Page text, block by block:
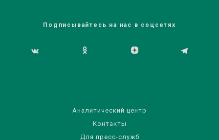
Подписывайтесь на нас в соцсетях
Аналитический центр
Контакты
Для пресс-служб